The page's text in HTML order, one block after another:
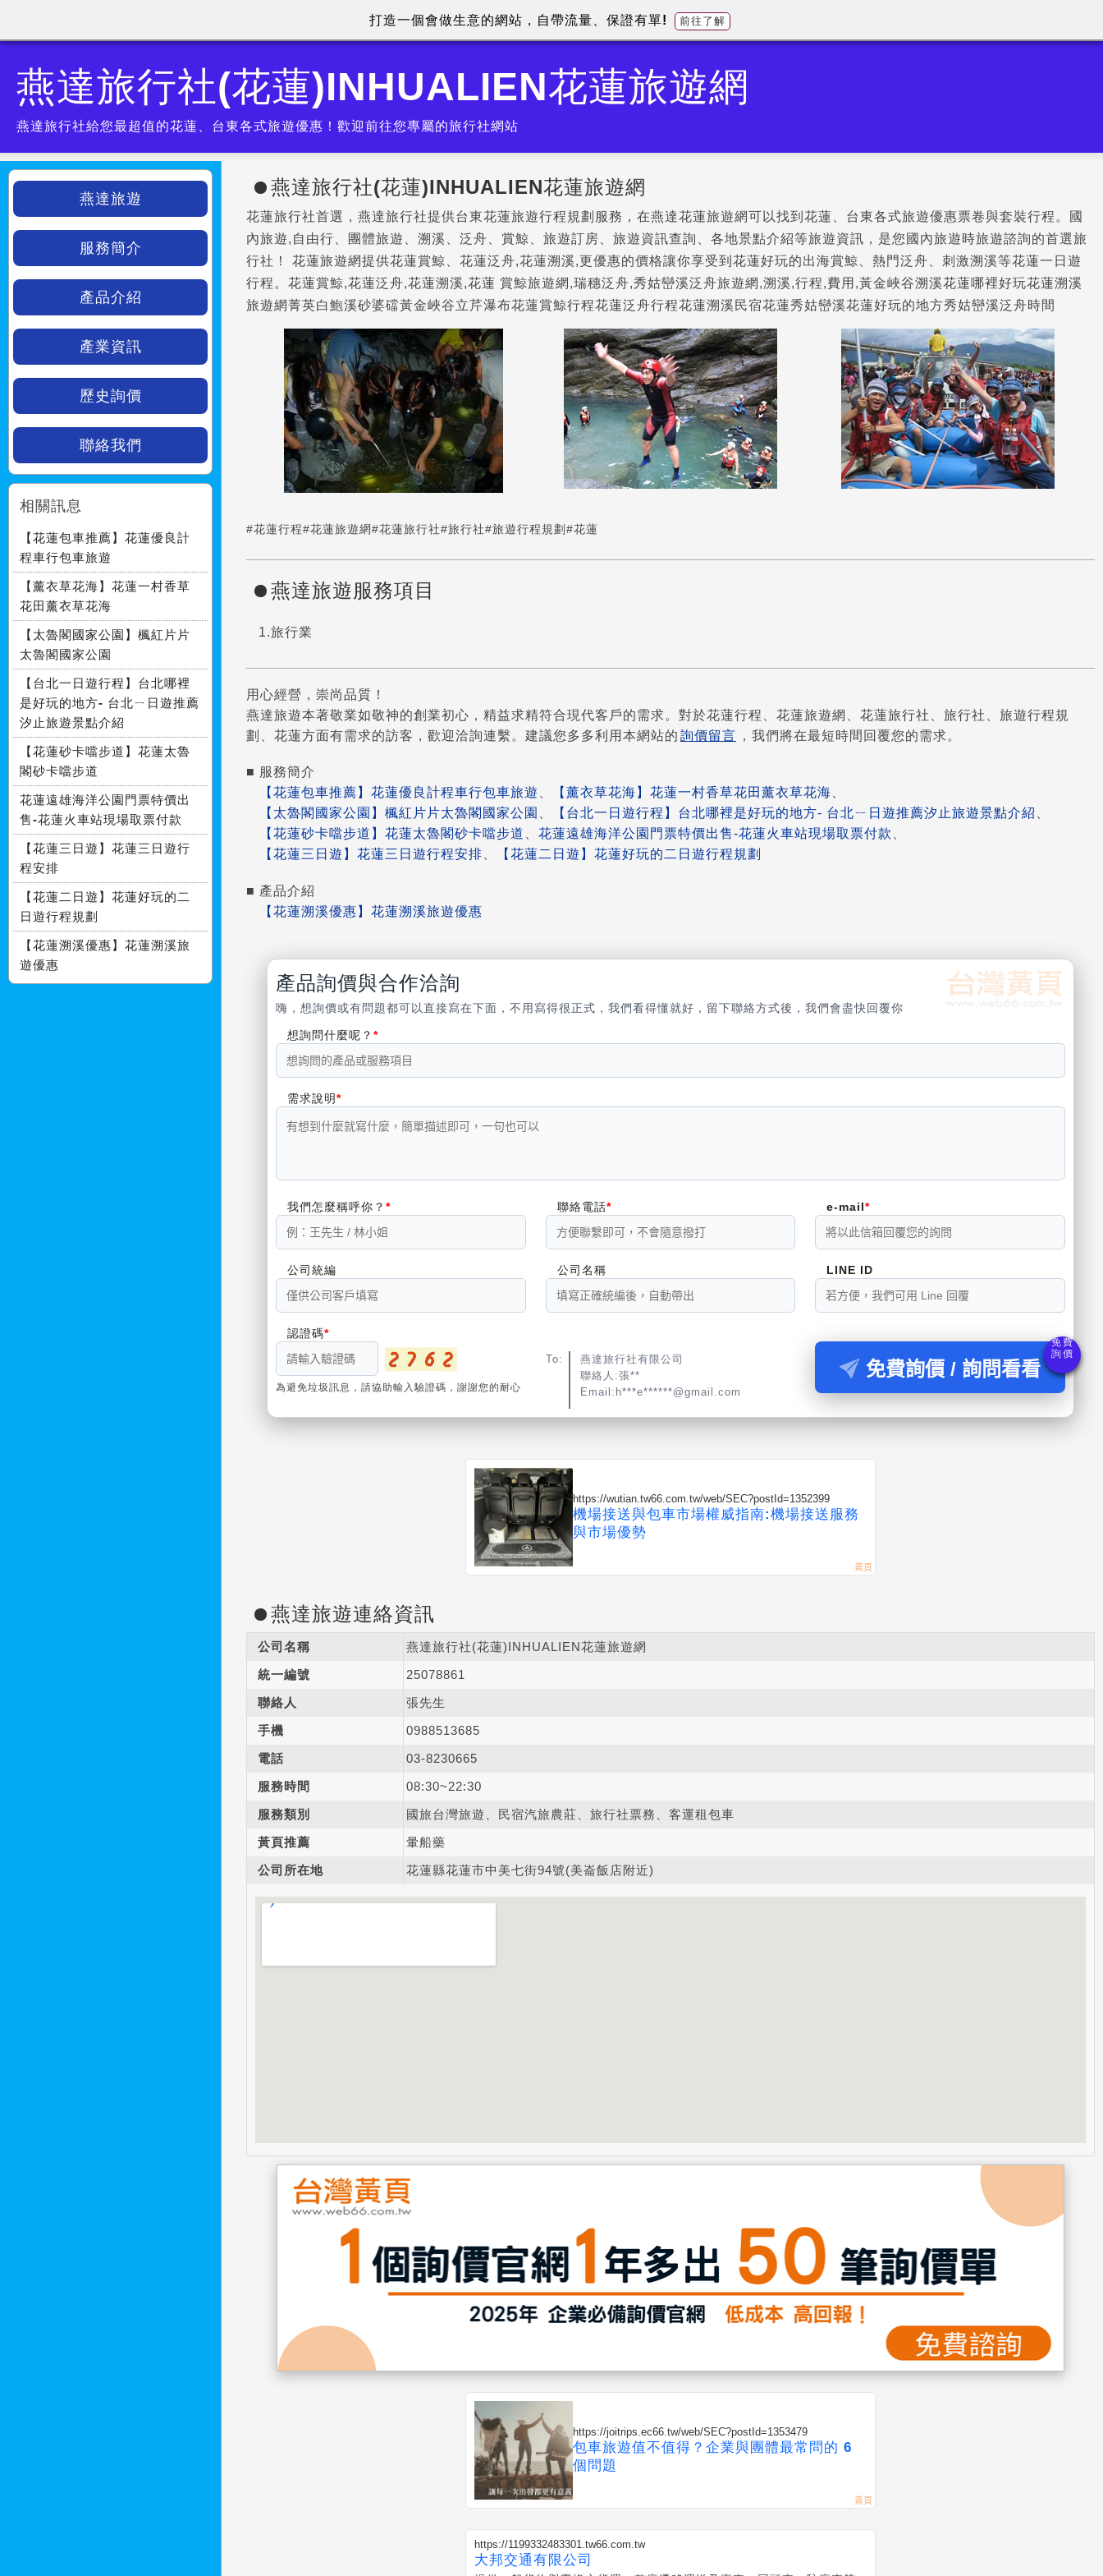
燕達旅行社(花蓮)INHUALIEN花蓮旅遊網
燕達旅行社給您最超值的花蓮、台東各式旅遊優惠！歡迎前往您專屬的旅行社網站
燕達旅行社(花蓮)INHUALIEN花蓮旅遊網
花蓮旅行社首選，燕達旅行社提供台東花蓮旅遊行程規劃服務，在燕達花蓮旅遊網可以找到花蓮、台東各式旅遊優惠票卷與套裝行程。國
內旅遊,自由行、團體旅遊、溯溪、泛舟、賞鯨、旅遊訂房、旅遊資訊查詢、各地景點介紹等旅遊資訊，是您國內旅遊時旅遊諮詢的首選旅
行社！ 花蓮旅遊網提供花蓮賞鯨、花蓮泛舟,花蓮溯溪,更優惠的價格讓你享受到花蓮好玩的出海賞鯨、熱門泛舟、刺激溯溪等花蓮一日遊
行程。花蓮賞鯨,花蓮泛舟,花蓮溯溪,花蓮 賞鯨旅遊網,瑞穗泛舟,秀姑巒溪泛舟旅遊網,溯溪,行程,費用,黃金峽谷溯溪花蓮哪裡好玩花蓮溯溪
旅遊網菁英白鮑溪砂婆礑黃金峽谷立芹瀑布花蓮賞鯨行程花蓮泛舟行程花蓮溯溪民宿花蓮秀姑巒溪花蓮好玩的地方秀姑巒溪泛舟時間
#花蓮行程#花蓮旅遊網#花蓮旅行社#旅行社#旅遊行程規劃 #花蓮
燕達旅遊服務項目
旅行業
用心經營，崇尚品質！
燕達旅遊本著敬業如敬神的創業初心，精益求精符合現代客戶的需求。對於花蓮行程、花蓮旅遊網、花蓮旅行社、旅行社、旅遊行程規
劃、花蓮方面有需求的訪客，歡迎洽詢連繫。建議您多多利用本網站的 詢價留言 ，我們將在最短時間回覆您的需求。
■ 服務簡介
【花蓮包車推薦】花蓮優良計程車行包車旅遊
【薰衣草花海】花蓮一村香草花田薰衣草花海
【太魯閣國家公園】楓紅片片太魯閣國家公園
【台北一日遊行程】台北哪裡是好玩的地方- 台北ㄧ日遊推薦汐止旅遊景點介紹
【花蓮砂卡噹步道】花蓮太魯閣砂卡噹步道
花蓮遠雄海洋公園門票特價出售-花蓮火車站現場取票付款
【花蓮三日遊】花蓮三日遊行程安排
【花蓮二日遊】花蓮好玩的二日遊行程規劃
■ 產品介紹
【花蓮溯溪優惠】花蓮溯溪旅遊優惠
產品詢價與合作洽詢
嗨，想詢價或有問題都可以直接寫在下面，不用寫得很正式，我們看得懂就好，留下聯絡方式後，我們會盡快回覆你
想詢問什麼呢？
需求說明
我們怎麼稱呼你？ 聯絡電話 e-mail
公司統編 公司名稱 LINE ID
認證碼
為避免垃圾訊息，請協助輸入驗證碼，謝謝您的耐心
To:
燕達旅行社有限公司
聯絡人:張**
Email:h***e******@gmail.com
免費詢價 / 詢問看看
https://wutian.tw66.com.tw/web/SEC?postId=1352399
機場接送與包車市場權威指南:機場接送服務
與市場優勢
燕達旅遊連絡資訊
公司名稱
燕達旅行社(花蓮)INHUALIEN花蓮旅遊網
統一編號
25078861
聯絡人
張先生
手機
0988513685
電話
03-8230665
服務時間
08:30~22:30
服務類別
國旅台灣旅遊、民宿汽旅農莊、旅行社票務、客運租包車
黃頁推薦
暈船藥
公司所在地
花蓮縣花蓮市中美七街94號(美崙飯店附近)
https://joitrips.ec66.tw/web/SEC?postId=1353479
包車旅遊值不值得？企業與團體最常問的 6
個問題
https://1199332483301.tw66.com.tw
大邦交通有限公司
燕達旅遊
服務簡介
產品介紹
產業資訊
歷史詢價
聯絡我們
相關訊息
【花蓮包車推薦】花蓮優良計
程車行包車旅遊
【薰衣草花海】花蓮一村香草
花田薰衣草花海
【太魯閣國家公園】楓紅片片
太魯閣國家公園
【台北一日遊行程】台北哪裡
是好玩的地方- 台北ㄧ日遊推薦
汐止旅遊景點介紹
【花蓮砂卡噹步道】花蓮太魯
閣砂卡噹步道
花蓮遠雄海洋公園門票特價出
售-花蓮火車站現場取票付款
【花蓮三日遊】花蓮三日遊行
程安排
【花蓮二日遊】花蓮好玩的二
日遊行程規劃
【花蓮溯溪優惠】花蓮溯溪旅
遊優惠
打造一個會做生意的網站，自帶流量、保證有單! 前往了解